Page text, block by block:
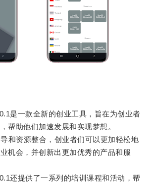
一款全新的创业工具，旨在为创业者
帮助他们加速发展和实现梦想。
资源整合，创业者们可以更加轻松地
机会，并创新出更加优秀的产品和服
提供了一系列的培训课程和活动，帮